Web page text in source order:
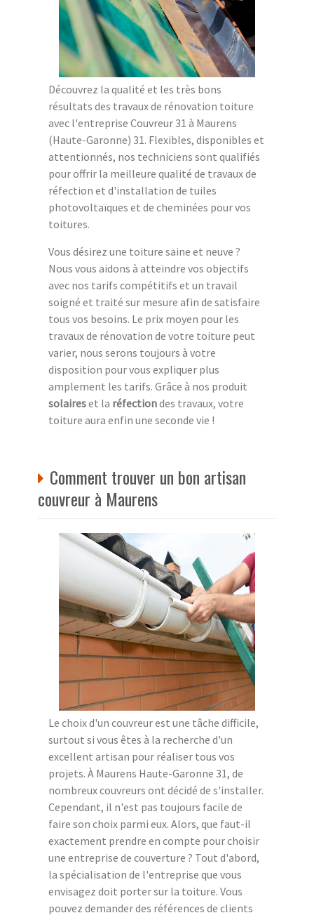
Découvrez la qualité et les très bons
résultats des travaux de rénovation toiture
avec l'entreprise Couvreur 31 à Maurens
(Haute-Garonne) 31. Flexibles, disponibles et
attentionnés, nos techniciens sont qualifiés
pour offrir la meilleure qualité de travaux de
réfection et d'installation de tuiles
photovoltaïques et de cheminées pour vos
toitures.
Vous désirez une toiture saine et neuve ?
Nous vous aidons à atteindre vos objectifs
avec nos tarifs compétitifs et un travail
soigné et traité sur mesure afin de satisfaire
tous vos besoins. Le prix moyen pour les
travaux de rénovation de votre toiture peut
varier, nous serons toujours à votre
disposition pour vous expliquer plus
amplement les tarifs. Grâce à nos produit
solaireset la réfectiondes travaux, votre
toiture aura enfin une seconde vie !
Comment trouver un bon artisan
couvreur à Maurens
Le choix d'un couvreur est une tâche difficile,
surtout si vous êtes à la recherche d'un
excellent artisan pour réaliser tous vos
projets. À Maurens Haute-Garonne 31, de
nombreux couvreurs ont décidé de s'installer.
Cependant, il n'est pas toujours facile de
faire son choix parmi eux. Alors, que faut-il
exactement prendre en compte pour choisir
une entreprise de couverture ? Tout d'abord,
la spécialisation de l'entreprise que vous
envisagez doit porter sur la toiture. Vous
pouvez demander des références de clients